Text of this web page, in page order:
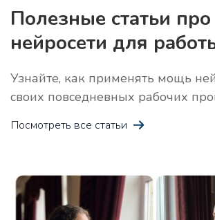
Идеи для лид-магнита
Про
Креативная история
Про
Получите креативную историю,
воображение читателей
Полезные статьи про
нейросети для
Узнайте, как применять мощь
своих повседневных рабочих
Посмотреть все статьи